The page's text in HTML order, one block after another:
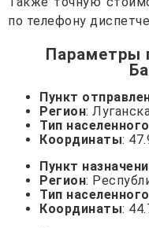
по телефону
Параметры
Пункт
Регион:
Тип
Координаты:
Пункт
Регион:
Тип
Координаты: